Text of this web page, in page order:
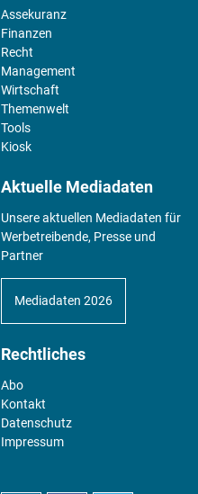
Assekuranz
Finanzen
Recht
Management
Wirtschaft
Themenwelt
Tools
Kiosk
Aktuelle Mediadaten
Unsere aktuellen Mediadaten für
Werbetreibende, Presse und
Partner
Mediadaten 2026
Rechtliches
Abo
Kontakt
Datenschutz
Impressum